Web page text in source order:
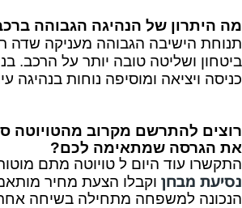
מה היתרון של הנהיגה הגבוהה
תנוחת הישיבה הגבוהה מעניקה שדה
ביטחון ושליטה טובה יותר על הרכב.
כניסה ויציאה ומוסיפה נוחות בנהיגה
את הגרסה שמתאימה לכם?
התקשרו עוד היום ל טויוטה מתם
נסיעת מבחן וקבלו הצעת מחיר
הנכונה למשפחה מתחילה בשיחה